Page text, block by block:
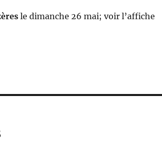
le dimanche 26 mai; voir l’affiche